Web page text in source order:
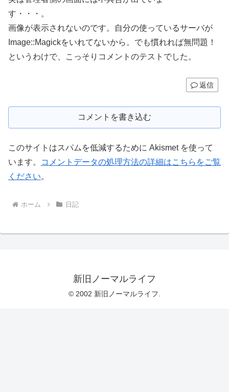
す・・・。
画像が表示されないのです。自分の使っているサーバが
Image::Magickをいれてないから。でも慣れれば無問題！
というわけで、こっそりコメントのテストでした。
返信
コメントを書き込む
このサイトはスパムを低減するために Akismet を使って
います。
コメントデータの処理方法の詳細はこちらをご覧
ください。
ホーム 日記
新旧ノーマルライフ
© 2002 新旧ノーマルライフ.